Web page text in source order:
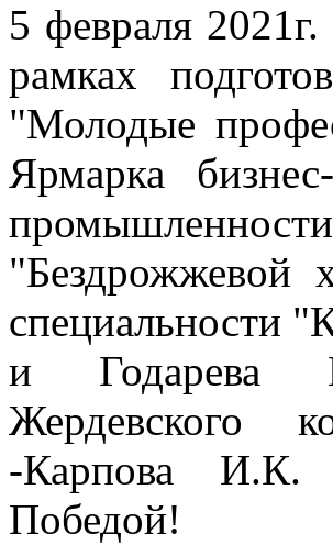
5 февраля
рамках
"Молодые
Ярмарка
"Бездрожжевой
специальности
и Годарева
Жердевского
-Карпова И.К.
Победой!